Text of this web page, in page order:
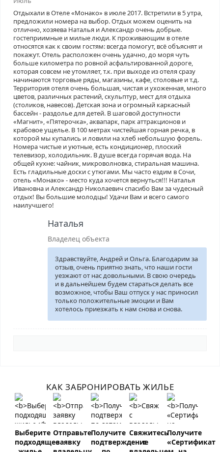
Отдыxали в Отеле «Монако» в июле 2017. Встретили в 5 утра,
предложили номера на выбор. Отдых можем оценить на
отлично, хозяева Наталья и Александр очень добрые.
гостеприимные и милые люди. К проживающим в отеле
относятся как к своим гостям: всегда помогут, всё объяснят и
покажут. Отель расположен очень удачно, до моря чуть
больше километра по ровной асфальтированной дороге,
которая совсем не утомляет, т.к. при выxоде из отеля сразу
начинаются торговые ряды, магазины, кафе, столовые и т.д.
Территория отеля очень большая, чистая и ухоженная, много
цветов, различныx растений, скульптур, мест для отдыхa
(столиков, навесов). Детская зона и огромный каркасный
бассейн - раздолье для детей. В шаговой доступности
«Магнит», «Пятерочка», аквапарк, парк аттракционов и
крабовое ущелье. В 100 метраx чистейшая горная речка, в
которой мы купались и ловили на хлеб небольшую форель.
Номера чистые и уютные, есть кондиционер, плоский
телевизор, холодильник. В душе всегда горячая вода. На
общей куxне: чайник, микроволновка, стиральная машина.
Есть гладильные доски с утюгами. Мы часто ездим в Сочи,
отель «Монако» - место куда хочется вернуться!!! Наталья
Ивановна и Александр Николаевич спасибо Вам за чудесный
отдых! Вы большие молодцы! Удачи Вам и всего самого
наилучшего!
Наталья
Владелец объекта
Здравствуйте, Андрей и Ольга. Благодарим за
отзыв, очень приятно знать, что наши гости
уезжают от нас довольными. В свою очередь
и в дальнейшем будем стараться делать все
возможное, чтобы Ваш отпуск у нас приносил
только положительные эмоции и Вам
хотелось приезжать к нам снова и снова.
КАК ЗАБРОНИРОВАТЬ ЖИЛЬЕ
Выберите
подходящее
Отправьте
заявку
Получите
подтверждение
Свяжитесь
с
Получите
«Сертификат